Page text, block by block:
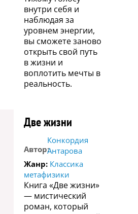
внутри себя и
наблюдая за
уровнем энергии,
вы сможете заново
открыть свой путь
в жизни и
воплотить мечты в
реальность.
Две жизни
Автор:
Конкордия
Антарова
Жанр: Классика
метафизики
Книга «Две жизни»
— мистический
роман, который